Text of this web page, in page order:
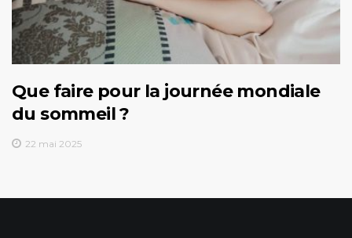
Que faire pour la journée mondiale
du sommeil ?
22 mai 2025